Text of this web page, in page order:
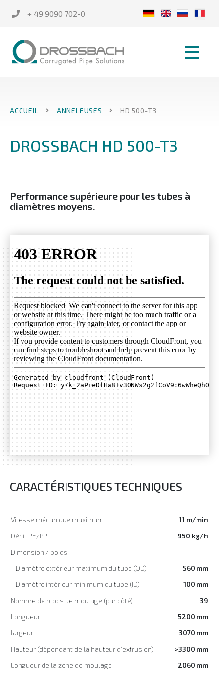
+ 49 9090 702-0
ACCUEIL ANNELEUSES HD 500-T3
DROSSBACH HD 500-T3
Performance supérieure pour les tubes à
diamètres moyens.
CARACTÉRISTIQUES TECHNIQUES
Vitesse mécanique maximum
11 m/min
Débit PE/PP
950 kg/h
Dimension / poids:
- Diamètre extérieur maximum du tube (OD)
560 mm
- Diamètre intérieur minimum du tube (ID)
100 mm
Nombre de blocs de moulage (par côté)
39
Longueur
5200 mm
largeur
3070 mm
Hauteur (dépendant de la hauteur d'extrusion)
>3300 mm
Longueur de la zone de moulage
2060 mm